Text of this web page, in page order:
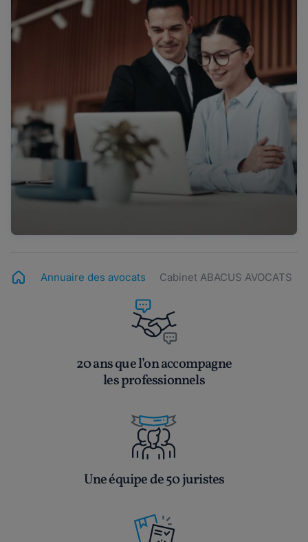
Annuaire des avocats Cabinet ABACUS AVOCATS
20 ans que l’on accompagne
les professionnels
Une équipe de 50 juristes